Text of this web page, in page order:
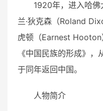
1920年，进入哈
兰·狄克森（Roland
虎顿（Earnest
《中国民族的形成》
于同年返回中国。
人物简介